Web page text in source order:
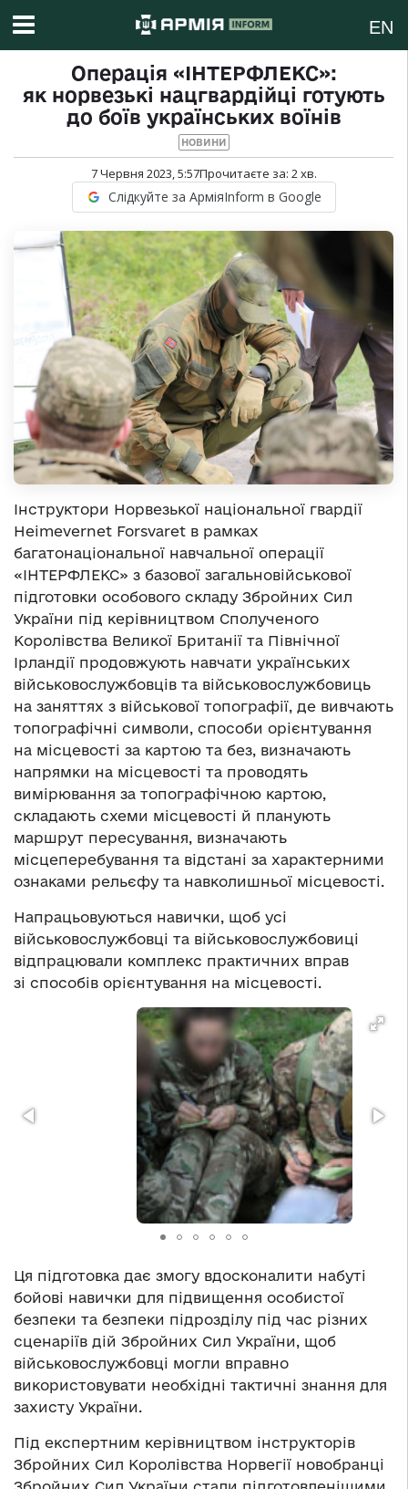
EN
Операція «ІНТЕРФЛЕКС»:
як норвезькі нацгвардійці готують
до боїв українських воїнів
НОВИНИ
7 Червня 2023, 5:57Прочитаєте за: 2хв.
Слідкуйте за АрміяInform в Google
Інструктори Норвезької національної гвардії
Heimevernet Forsvaret в рамках
багатонаціональної навчальної операції
«ІНТЕРФЛЕКС» з базової загальновійськової
підготовки особового складу Збройних Сил
України під керівництвом Сполученого
Королівства Великої Британії та Північної
Ірландії продовжують навчати українських
військовослужбовців та військовослужбовиць
на заняттях з військової топографії, де вивчають
топографічні символи, способи орієнтування
на місцевості за картою та без, визначають
напрямки на місцевості та проводять
вимірювання за топографічною картою,
складають схеми місцевості й планують
маршрут пересування, визначають
місцеперебування та відстані за характерними
ознаками рельєфу та навколишньої місцевості.
Напрацьовуються навички, щоб усі
військовослужбовці та військовослужбовиці
відпрацювали комплекс практичних вправ
зі способів орієнтування на місцевості.
Ця підготовка дає змогу вдосконалити набуті
бойові навички для підвищення особистої
безпеки та безпеки підрозділу під час різних
сценаріїв дій Збройних Сил України, щоб
військовослужбовці могли вправно
використовувати необхідні тактичні знання для
захисту України.
Під експертним керівництвом інструкторів
Збройних Сил Королівства Норвегії новобранці